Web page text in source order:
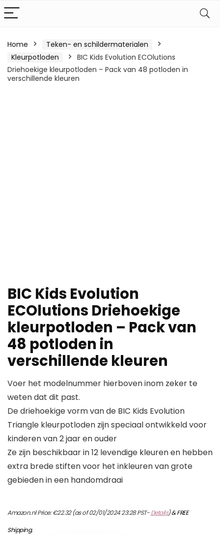
Home
Teken- en schildermaterialen
Kleurpotloden
BIC Kids Evolution ECOlutions
Driehoekige kleurpotloden – Pack van 48 potloden in
verschillende kleuren
BIC Kids Evolution
ECOlutions Driehoekige
kleurpotloden – Pack van
48 potloden in
verschillende kleuren
Voer het modelnummer hierboven inom zeker te
weten dat dit past.
De driehoekige vorm van de BIC Kids Evolution
Triangle kleurpotloden zijn speciaal ontwikkeld voor
kinderen van 2 jaar en ouder
Ze zijn beschikbaar in 12 levendige kleuren en hebben
extra brede stiften voor het inkleuren van grote
gebieden in een handomdraai
Amazon.nl Price:€22.32(as of 02/01/2024 23:28 PST-Details)&FREE
Shipping.